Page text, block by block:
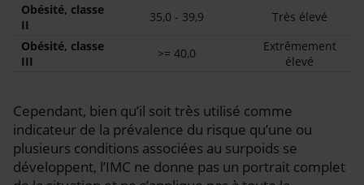
Obésité, classe
II
35,0 - 39,9
Très élevé
Obésité, classe
III
>= 40,0
Extrêmement
élevé
Cependant, bien qu’il soit très utilisé comme
indicateur de la prévalence du risque qu’une ou
plusieurs conditions associées au surpoids se
développent, l’IMC ne donne pas un portrait complet